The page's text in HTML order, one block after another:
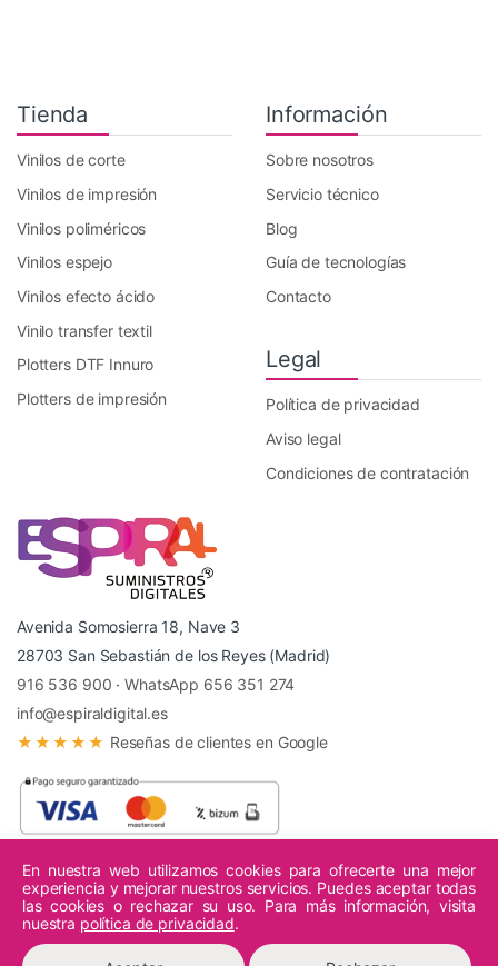
Tienda
Vinilos de corte
Vinilos de impresión
Vinilos poliméricos
Vinilos espejo
Vinilos efecto ácido
Vinilo transfer textil
Plotters DTF Innuro
Plotters de impresión
Información
Sobre nosotros
Servicio técnico
Blog
Guía de tecnologías
Contacto
Legal
Política de privacidad
Aviso legal
Condiciones de contratación
Avenida Somosierra 18, Nave 3
28703 San Sebastián de los Reyes (Madrid)
916 536 900 ·WhatsApp 656 351 274
info@espiraldigital.es
★★★★★ Reseñas de clientes en Google
© 2026 Espiral Digital - Todos los derechos reservados.
En nuestra web utilizamos cookies para ofrecerte una mejor
experiencia y mejorar nuestros servicios. Puedes aceptar todas
las cookies o rechazar su uso. Para más información, visita
nuestra política de privacidad.